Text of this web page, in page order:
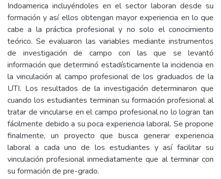
Indoamerica incluyéndoles en el sector laboran desde su
formación y así ellos obtengan mayor experiencia en lo que
cabe a la práctica profesional y no solo el conocimiento
teórico. Se evaluaron las variables mediante instrumentos
de investigación de campo con las que se levantó
información que determinó estadísticamente la incidencia en
la vinculación al campo profesional de los graduados de la
UTI. Los resultados de la investigación determinaron que
cuando los estudiantes terminan su formación profesional al
tratar de vincularse en el campo profesional no lo logran tan
fácilmente debido a su poca experiencia laboral. Se propone
finalmente, un proyecto que busca generar experiencia
laboral a cada uno de los estudiantes y así facilitar su
vinculación profesional inmediatamente que al terminar con
su formación de pre-grado.